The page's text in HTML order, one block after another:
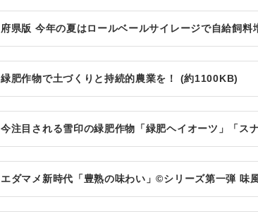
府県版 今年の夏はロールベールサイレージで自給飼
緑肥作物で土づくりと持続的農業を！ (約1100KB)
今注目される雪印の緑肥作物「緑肥ヘイオーツ」「ス
エダマメ新時代「豊熟の味わい」©シリーズ第一弾 味